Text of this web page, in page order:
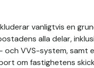
vanligtvis en
alla delar,
och VVS-system, samt
om fastighetens